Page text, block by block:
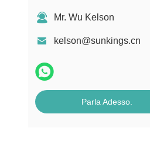
Mr. Wu Kelson
kelson@sunkings.cn
Parla Adesso.